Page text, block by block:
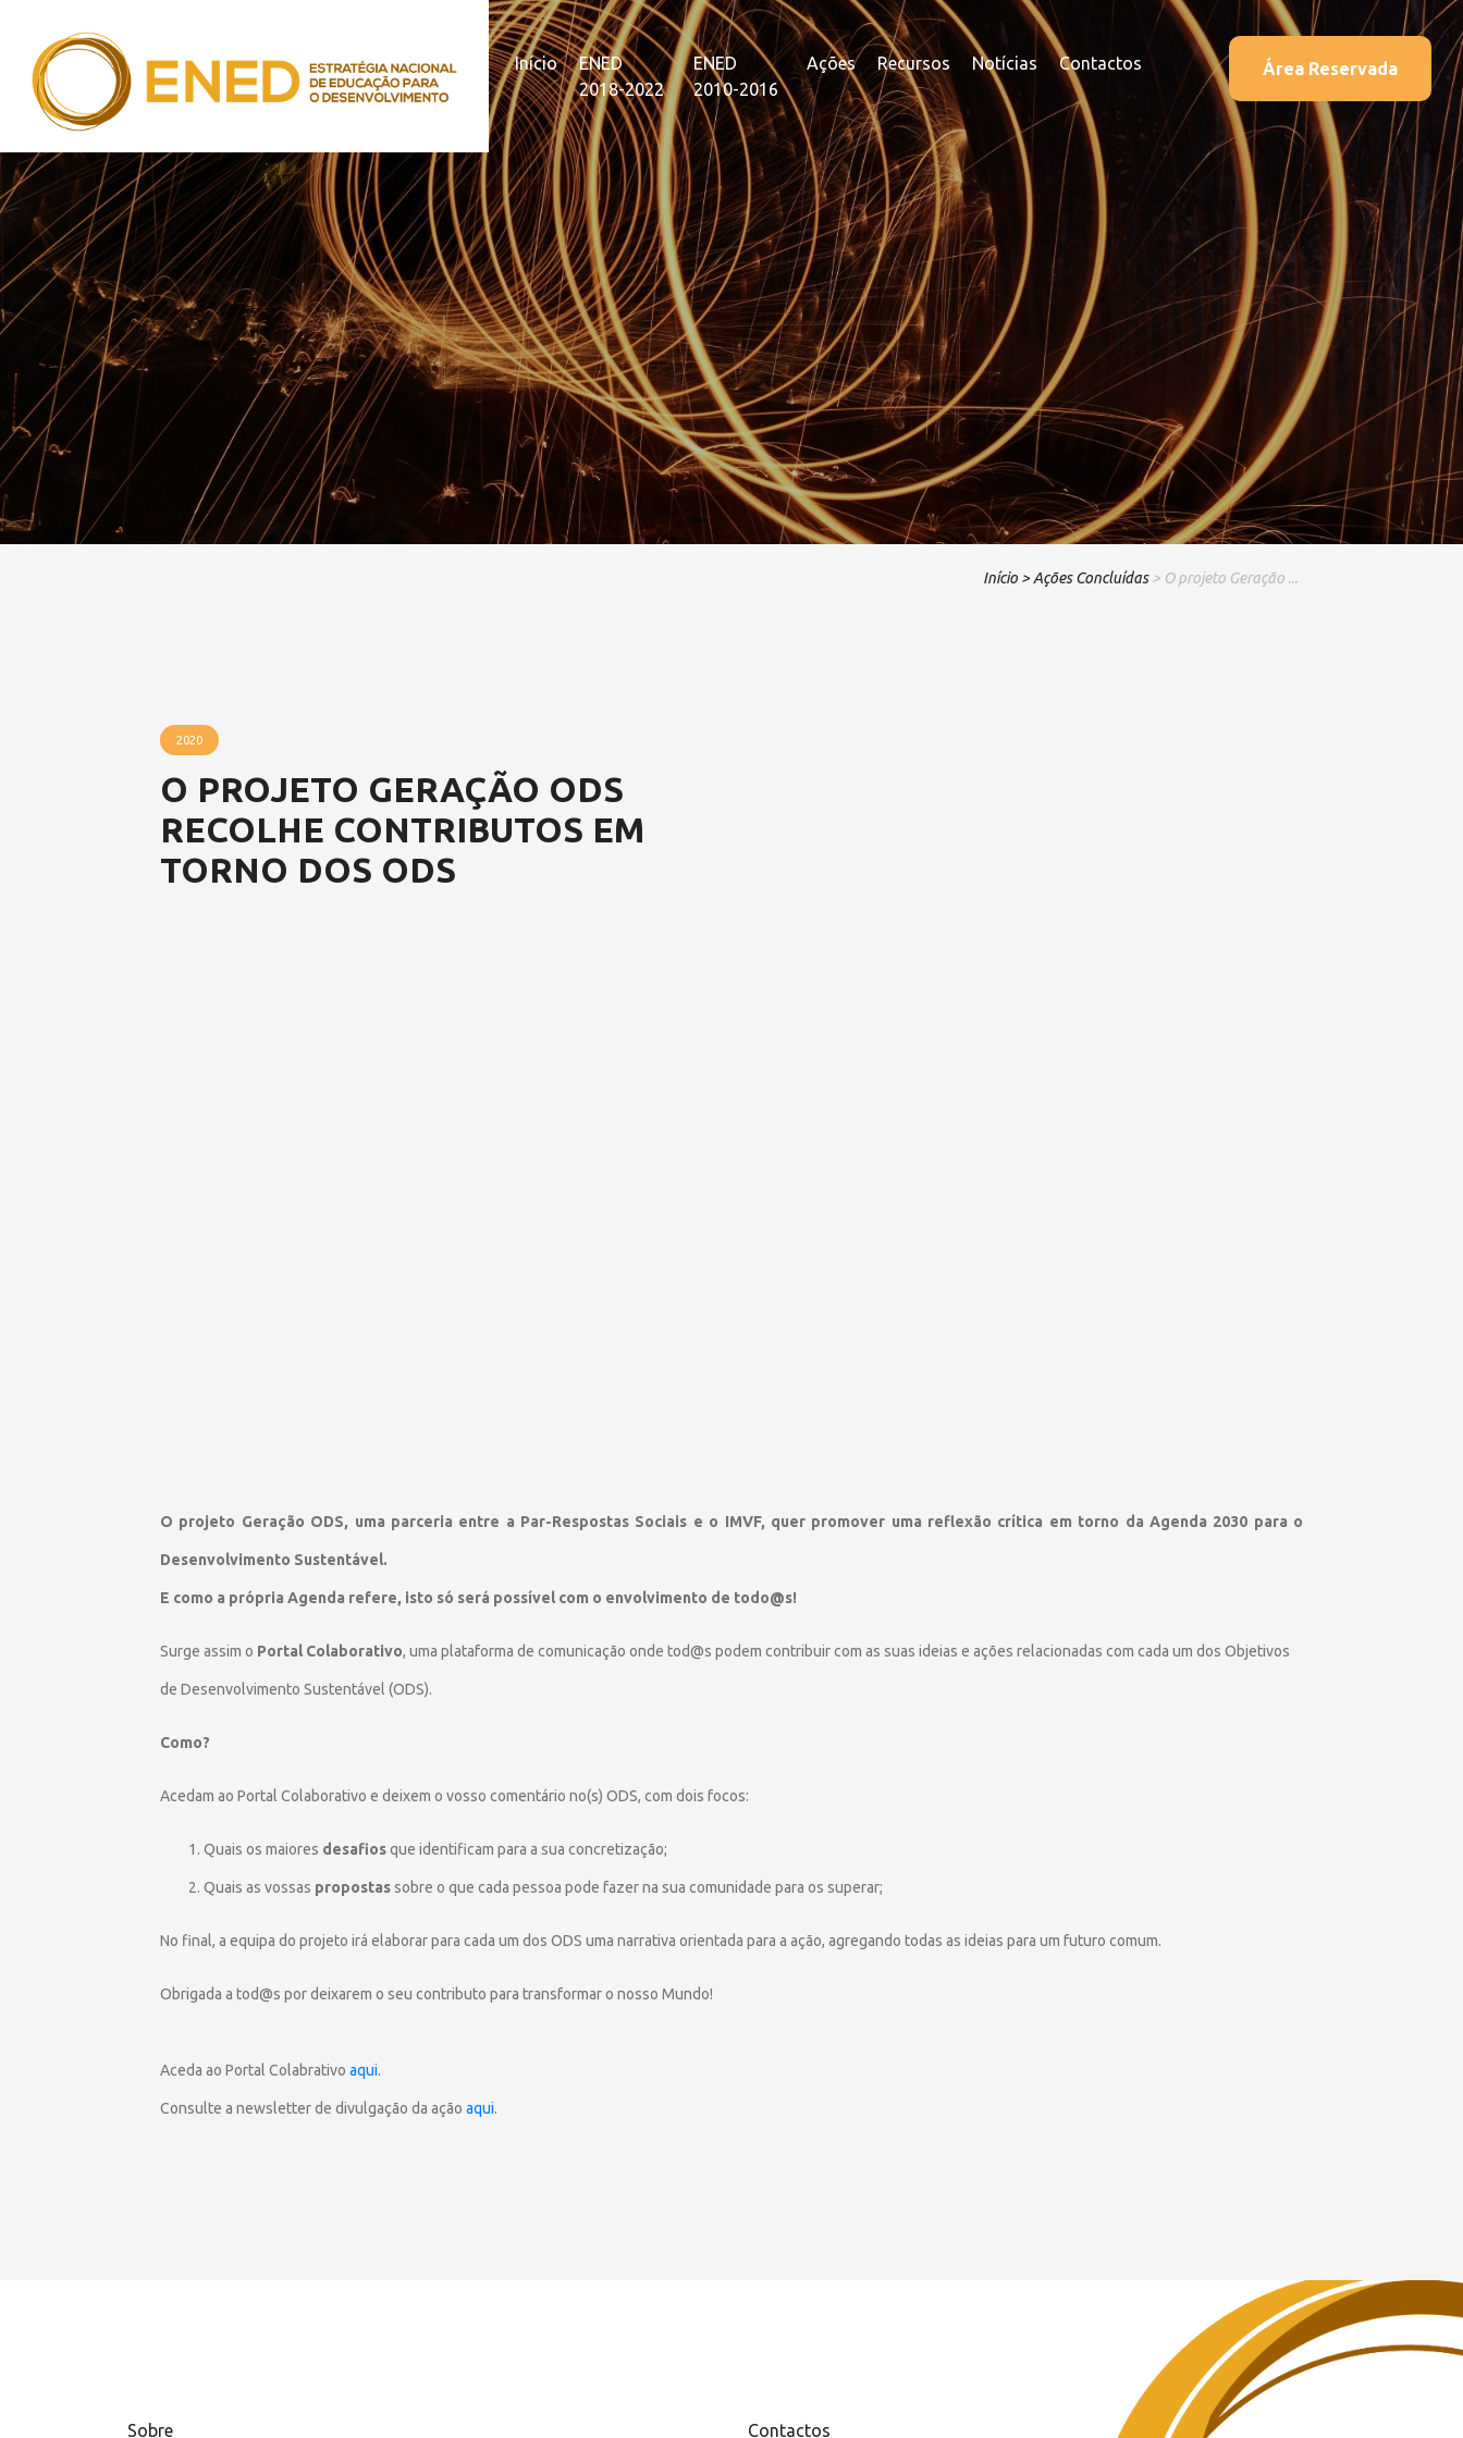
Início
ENED
2018-2022
ENED
2010-2016
Ações Recursos Notícias Contactos Área Reservada
Início > Ações Concluídas > O projeto Geração ...
2020
O PROJETO GERAÇÃO ODS
RECOLHE CONTRIBUTOS EM
TORNO DOS ODS
O projeto Geração ODS, uma parceria entre a Par-Respostas Sociais e o IMVF, quer promover uma reflexão crítica em torno da Agenda 2030 para o
Desenvolvimento Sustentável.
E como a própria Agenda refere, isto só será possível com o envolvimento de todo@s!
Surge assim o Portal Colaborativo, uma plataforma de comunicação onde tod@s podem contribuir com as suas ideias e ações relacionadas com cada um dos Objetivos
de Desenvolvimento Sustentável (ODS).
Como?
Acedam ao Portal Colaborativo e deixem o vosso comentário no(s) ODS, com dois focos:
Quais os maiores desafiosque identificam para a sua concretização;
Quais as vossas propostassobre o que cada pessoa pode fazer na sua comunidade para os superar;
No final, a equipa do projeto irá elaborar para cada um dos ODS uma narrativa orientada para a ação, agregando todas as ideias para um futuro comum.
Obrigada a tod@s por deixarem o seu contributo para transformar o nosso Mundo!
Aceda ao Portal Colabrativo aqui.
Consulte a newsletter de divulgação da ação aqui.
Sobre Contactos